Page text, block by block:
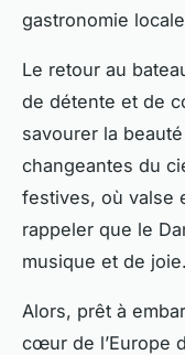
gastronomie
Le retour au
de détente et de
savourer la
changeantes du
festives, où valse
rappeler que le
musique et de joie.
Alors, prêt à
cœur de l’Europe